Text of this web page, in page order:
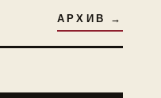
АРХИВ →